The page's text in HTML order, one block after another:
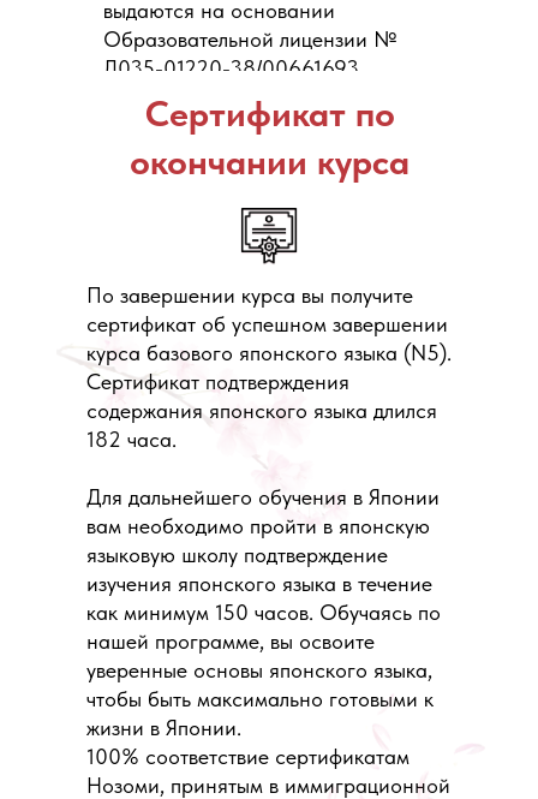
выдаются на основании
Образовательной лицензии №
Л035-01220-38/00661693.
Сертификат по
окончании курса
По завершении курса вы получите
сертификат об успешном завершении
курса базового японского языка (N5).
Сертификат подтверждения
содержания японского языка длился
182 часа.
Для дальнейшего обучения в Японии
вам необходимо пройти в японскую
языковую школу подтверждение
изучения японского языка в течение
как минимум 150 часов. Обучаясь по
нашей программе, вы освоите
уверенные основы японского языка,
чтобы быть максимально готовыми к
жизни в Японии.
100% соответствие сертификатам
Нозоми, принятым в иммиграционной